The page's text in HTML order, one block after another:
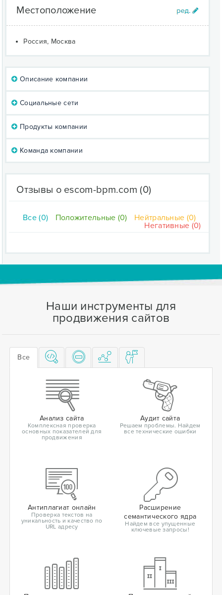
Местоположение
Россия, Москва
Описание компании
Социальные сети
Продукты компании
Команда компании
Отзывы о escom-bpm.com (0)
Все (0) Положительные (0)
Нейтральные (0)
Негативные (0)
Наши инструменты для
продвижения сайтов
Все
Анализ сайта
Комплексная проверка
основных показателей для
продвижения
Аудит сайта
Решаем проблемы. Найдем
все технические ошибки
Антиплагиат онлайн
Проверка текстов на
уникальность и качество по
URL адресу
Расширение
семантического ядра
Найдем все упущенные
ключевые запросы!